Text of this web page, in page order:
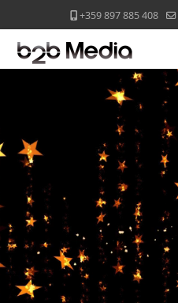
+359 897 885 408